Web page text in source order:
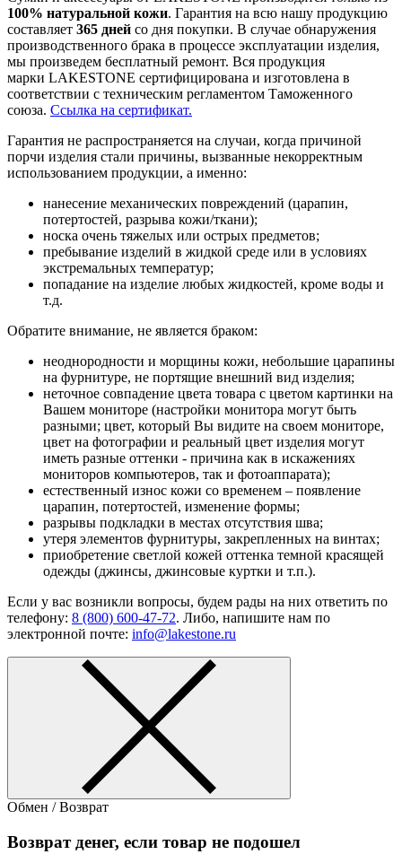
100% натуральной кожи. Гарантия на всю нашу продукцию
составляет 365 дней со дня покупки. В случае обнаружения
производственного брака в процессе эксплуатации изделия,
мы произведем бесплатный ремонт. Вся продукция
марки LAKESTONE сертифицирована и изготовлена в
соответствии с техническим регламентом Таможенного
союза. Ссылка на сертификат.
Гарантия не распространяется на случаи, когда причиной
порчи изделия стали причины, вызванные некорректным
использованием продукции, а именно:
нанесение механических повреждений (царапин,
потертостей, разрыва кожи/ткани);
носка очень тяжелых или острых предметов;
пребывание изделий в жидкой среде или в условиях
экстремальных температур;
попадание на изделие любых жидкостей, кроме воды и
т.д.
Обратите внимание, не является браком:
неоднородности и морщины кожи, небольшие царапины
на фурнитуре, не портящие внешний вид изделия;
неточное совпадение цвета товара с цветом картинки на
Вашем мониторе (настройки монитора могут быть
разными; цвет, который Вы видите на своем мониторе,
цвет на фотографии и реальный цвет изделия могут
иметь разные оттенки - причина как в искажениях
мониторов компьютеров, так и фотоаппарата);
естественный износ кожи со временем – появление
царапин, потертостей, изменение формы;
разрывы подкладки в местах отсутствия шва;
утеря элементов фурнитуры, закрепленных на винтах;
приобретение светлой кожей оттенка темной красящей
одежды (джинсы, джинсовые куртки и т.п.).
Если у вас возникли вопросы, будем рады на них ответить по
телефону: 8 (800) 600-47-72. Либо, напишите нам по
электронной почте: info@lakestone.ru
Обмен / Возврат
Возврат денег, если товар не подошел